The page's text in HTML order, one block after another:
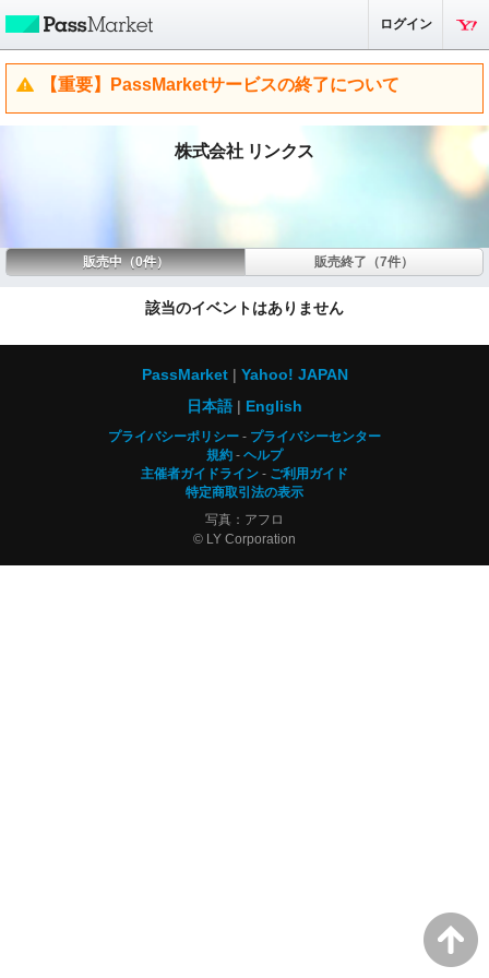
ログイン
【重要】PassMarketサービスの終了について
株式会社 リンクス
販売中（0件） 販売終了（7件）
該当のイベントはありません
PassMarket
Yahoo! JAPAN
日本語
English
プライバシーポリシー
プライバシーセンター
規約
ヘルプ
主催者ガイドライン
ご利用ガイド
特定商取引法の表示
写真：アフロ
© LY Corporation